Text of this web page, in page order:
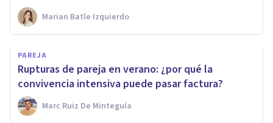
Marian Batle Izquierdo
PAREJA
Rupturas de pareja en verano: ¿por qué la
convivencia intensiva puede pasar factura?
Marc Ruiz De Minteguía